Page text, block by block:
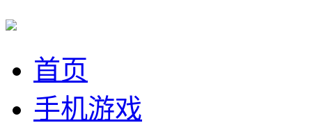
首页
手机游戏